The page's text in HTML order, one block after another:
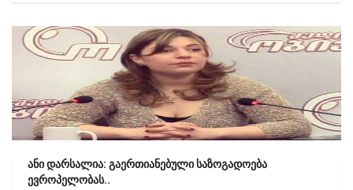
ანი დარსალია: გაერთიანებული საზოგადოება
ევროპელობას..